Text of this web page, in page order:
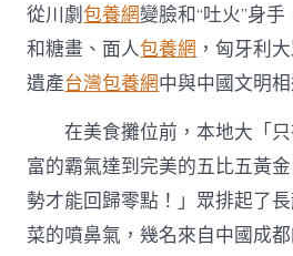
從川劇包養網變臉和“吐火”身
和糖畫、面人包養網 ，匈牙利
遺產台灣包養網中與中國文明相
在美食攤位前，本地大「
富的霸氣達到完美的五比五黃
勢才能回歸零點！」眾排起了
菜的噴鼻氣，幾名來自中國成